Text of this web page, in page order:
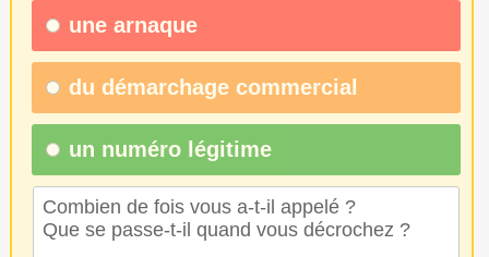
une arnaque
du démarchage commercial
un numéro légitime